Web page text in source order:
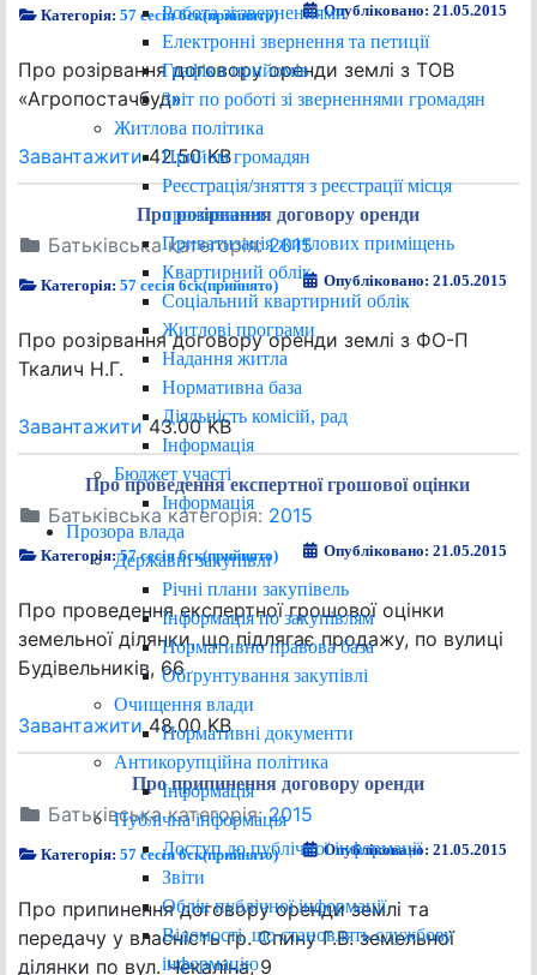
Робота зі зверненнями
Електронні звернення та петиції
Графіки прийомів
Звіт по роботі зі зверненнями громадян
Житлова політика
Прийом громадян
Реєстрація/зняття з реєстрації місця
проживання
Приватизація житлових приміщень
Квартирний облік
Соціальний квартирний облік
Житлові програми
Надання житла
Нормативна база
Діяльність комісій, рад
Інформація
Бюджет участі
Інформація
Прозора влада
Державні закупівлі
Річні плани закупівель
Інформація по закупівлям
Нормативно правова база
Обґрунтування закупівлі
Очищення влади
Нормативні документи
Антикорупційна політика
Інформація
Публічна інформація
Доступ до публічної інформації
Звіти
Облік публічної інформації
Відомості, що становлять службову
інформацію
Категорія:57 сесія 6ск(прийнято) Опубліковано: 21.05.2015
Про розірвання договору оренди землі з ТОВ
«Агропостачбуд»
Завантажити42.50 KB
Про розірвання договору оренди
Батьківська категорія:2015
Категорія:57 сесія 6ск(прийнято) Опубліковано: 21.05.2015
Про розірвання договору оренди землі з ФО-П
Ткалич Н.Г.
Завантажити43.00 KB
Про проведення експертної грошової оцінки
Батьківська категорія: 2015
Категорія:57 сесія 6ск(прийнято) Опубліковано: 21.05.2015
Про проведення експертної грошової оцінки
земельної ділянки, що підлягає продажу, по вулиці
Будівельників, 66
Завантажити48.00 KB
Про припинення договору оренди
Батьківська категорія:2015
Категорія:57 сесія 6ск(прийнято) Опубліковано: 21.05.2015
Про припинення договору оренди землі та
передачу у власність гр. Спину Г.В. земельної
ділянки по вул. Чекаліна, 9